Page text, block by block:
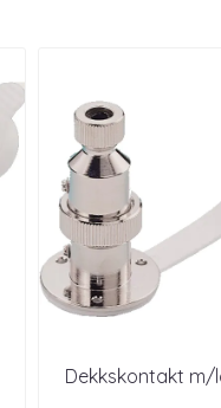
Dekkskontakt m/